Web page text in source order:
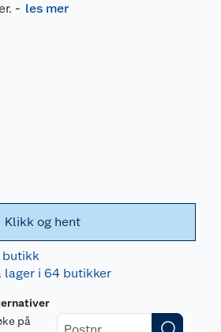
- les mer
Klikk og hent
butikk
lager i 64 butikker
på